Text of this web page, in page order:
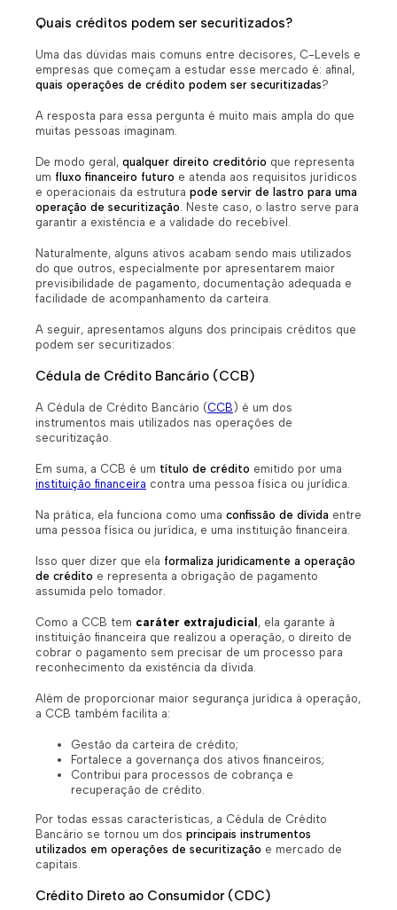
Quais créditos podem ser securitizados?
Uma das dúvidas mais comuns entre decisores, C-Levels e
empresas que começam a estudar esse mercado é: afinal,
quais operações de crédito podem ser securitizadas?
A resposta para essa pergunta é muito mais ampla do que
muitas pessoas imaginam.
De modo geral, qualquer direito creditório que representa
um fluxo financeiro futuro e atenda aos requisitos jurídicos
e operacionais da estrutura pode servir de lastro para uma
operação de securitização. Neste caso, o lastro serve para
garantir a existência e a validade do recebível.
Naturalmente, alguns ativos acabam sendo mais utilizados
do que outros, especialmente por apresentarem maior
previsibilidade de pagamento, documentação adequada e
facilidade de acompanhamento da carteira.
A seguir, apresentamos alguns dos principais créditos que
podem ser securitizados:
Cédula de Crédito Bancário (CCB)
A Cédula de Crédito Bancário (CCB ) é um dos
instrumentos mais utilizados nas operações de
securitização.
Em suma, a CCB é um título de crédito emitido por uma
instituição financeira contra uma pessoa física ou jurídica.
Na prática, ela funciona como uma confissão de dívida entre
uma pessoa física ou jurídica, e uma instituição financeira.
Isso quer dizer que ela formaliza juridicamente a operação
de crédito e representa a obrigação de pagamento
assumida pelo tomador.
Como a CCB tem caráter extrajudicial , ela garante à
instituição financeira que realizou a operação, o direito de
cobrar o pagamento sem precisar de um processo para
reconhecimento da existência da dívida.
Além de proporcionar maior segurança jurídica à operação,
a CCB também facilita a:
Gestão da carteira de crédito;
Fortalece a governança dos ativos financeiros;
Contribui para processos de cobrança e
recuperação de crédito.
Por todas essas características, a Cédula de Crédito
Bancário se tornou um dos principais instrumentos
utilizados em operações de securitização e mercado de
capitais.
Crédito Direto ao Consumidor (CDC)